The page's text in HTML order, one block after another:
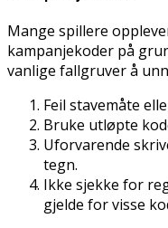
Mange spillere
kampanjekoder på
vanlige fallgruver å
Feil stavemåte
Bruke utløpte
Uforvarende
tegn.
Ikke sjekke for
gjelde for visse